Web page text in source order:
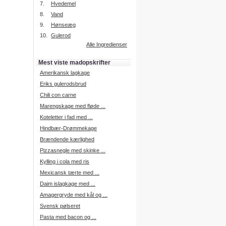
Intelligent søgning
Få foreslået opskrifter.
Prøv vores nye "Foreslå
Læs mere her.
Vi har nu oprettet et mad forum,
hvor i kan dele jeres erfaringer.
Log på med dine oplysninger fra
Madopskrifter.nu.
Gå til forum
Indkøbsliste på SMS
på SMS.
For at benytte SMS funktionen,
7.
Hvedemel
8.
Vand
9.
Hønseæg
10.
Gulerod
Alle Ingredienser
Mest viste madopskrifter
Amerikansk lagkage
Eriks gulerodsbrud
Chili con carne
Marengskage med fløde ...
Koteletter i fad med ...
Hindbær-Drømmekage
Brændende kærlighed
Pizzasnegle med skinke ...
Kylling i cola med ris
Mexicansk tærte med ...
Daim islagkage med ...
Amagergryde med kål og ...
Svensk pølseret
Pasta med bacon og ...